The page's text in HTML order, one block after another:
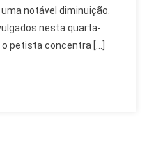
notável diminuição.
nesta quarta-
petista concentra […]